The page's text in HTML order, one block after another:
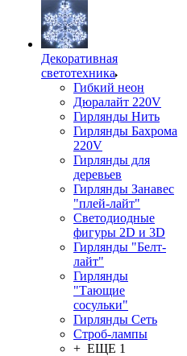
Декоративная
светотехника
Гибкий неон
Дюралайт 220V
Гирлянды Нить
Гирлянды Бахрома
220V
Гирлянды для
деревьев
Гирлянды Занавес
"плей-лайт"
Светодиодные
фигуры 2D и 3D
Гирлянды "Белт-
лайт"
Гирлянды
"Тающие
сосульки"
Гирлянды Сеть
Строб-лампы
+ ЕЩЕ 1